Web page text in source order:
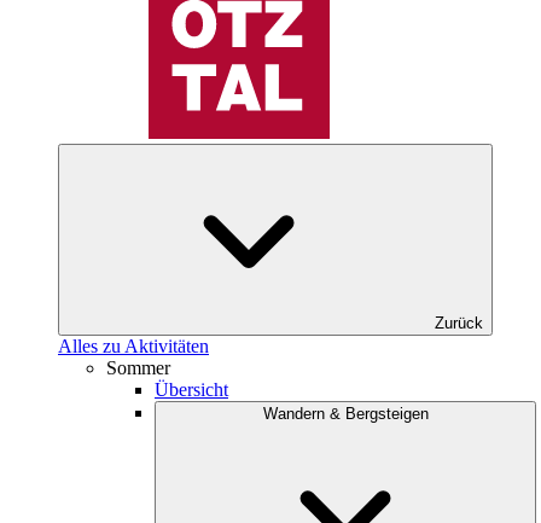
Zurück
Alles zu Aktivitäten
Sommer
Übersicht
Wandern & Bergsteigen